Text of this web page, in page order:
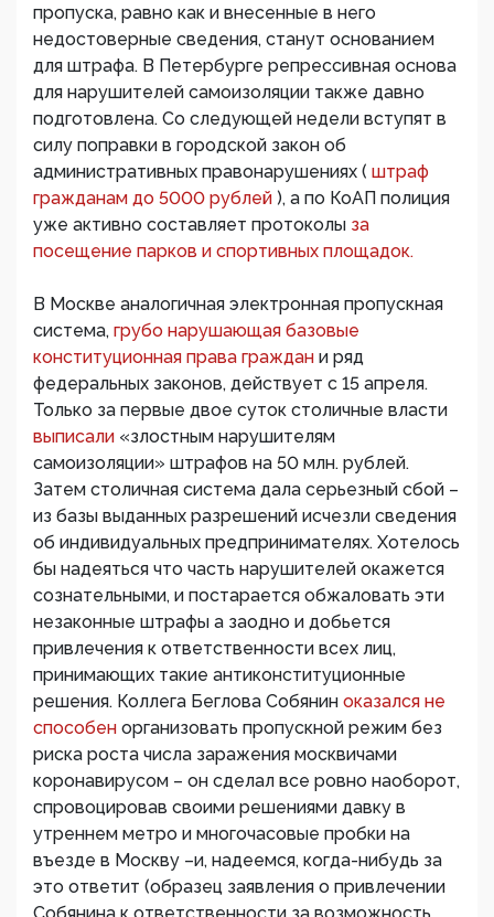
пропуска, равно как и внесенные в него
недостоверные сведения, станут основанием
для штрафа. В Петербурге репрессивная основа
для нарушителей самоизоляции также давно
подготовлена. Со следующей недели вступят в
силу поправки в городской закон об
административных правонарушениях ( штраф
гражданам до 5000 рублей ), а по КоАП полиция
уже активно составляет протоколы за
посещение парков и спортивных площадок.
В Москве аналогичная электронная пропускная
система, грубо нарушающая базовые
конституционная права граждан и ряд
федеральных законов, действует с 15 апреля.
Только за первые двое суток столичные власти
выписали «злостным нарушителям
самоизоляции» штрафов на 50 млн. рублей.
Затем столичная система дала серьезный сбой –
из базы выданных разрешений исчезли сведения
об индивидуальных предпринимателях. Хотелось
бы надеяться что часть нарушителей окажется
сознательными, и постарается обжаловать эти
незаконные штрафы а заодно и добьется
привлечения к ответственности всех лиц,
принимающих такие антиконституционные
решения. Коллега Беглова Собянин оказался не
способен организовать пропускной режим без
риска роста числа заражения москвичами
коронавирусом – он сделал все ровно наоборот,
спровоцировав своими решениями давку в
утреннем метро и многочасовые пробки на
въезде в Москву –и, надеемся, когда-нибудь за
это ответит (образец заявления о привлечении